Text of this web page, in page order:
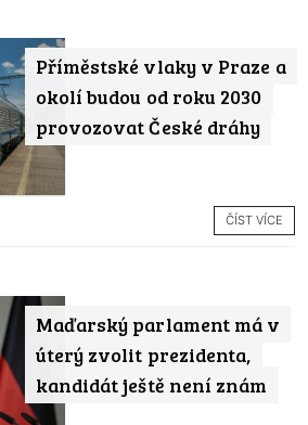
Příměstské vlaky v Praze a
okolí budou od roku 2030
provozovat České dráhy
ČÍST VÍCE
Maďarský parlament má v
úterý zvolit prezidenta,
kandidát ještě není znám